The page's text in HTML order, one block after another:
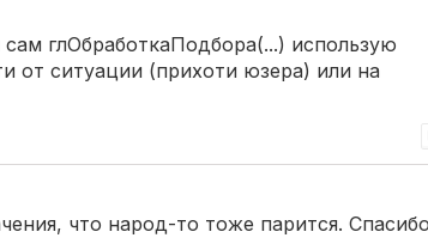
глОбработкаПодбора(...) использую
от ситуации (прихоти юзера) или на
что народ-то тоже парится. Спасибо